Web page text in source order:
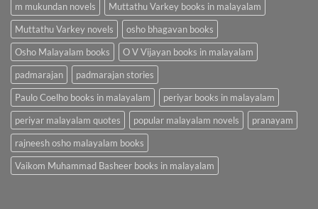
m mukundan novels
Muttathu Varkey books in malayalam
Muttathu Varkey novels
osho bhagavan books
Osho Malayalam books
O V Vijayan books in malayalam
padmarajan
padmarajan stories
Paulo Coelho books in malayalam
periyar books in malayalam
periyar malayalam quotes
popular malayalam novels
pranayam
rajneesh osho malayalam books
Vaikom Muhammad Basheer books in malayalam